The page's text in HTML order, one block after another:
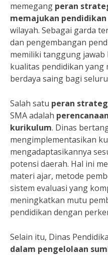
memegang peran
memajukan
wilayah. Sebagai garda
dan pengembangan
memiliki tanggung
kualitas pendidikan yang
berdaya saing bagi
Salah satu peran
SMA adalah
kurikulum. Dinas
mengimplementasikan
mengadaptasikannya
potensi daerah. Hal ini
materi ajar, metode
sistem evaluasi yang
meningkatkan mutu
pendidikan dengan
Selain itu, Dinas
dalam pengelolaan